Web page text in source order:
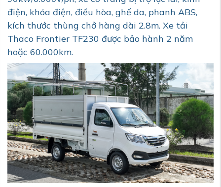
điện, khóa điện, điều hòa, ghế da, phanh ABS,
kích thước thùng chở hàng dài 2.8m. Xe tải
Thaco Frontier TF230 được bảo hành 2 năm
hoặc 60.000km.